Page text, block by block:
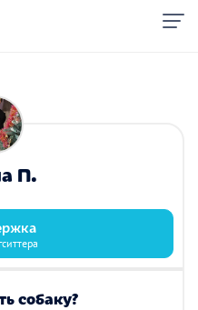
П.
собаку?